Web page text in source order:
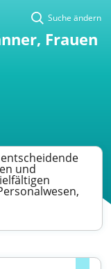
Suche ändern
Frauen
und